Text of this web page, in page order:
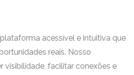
acessível e intuitiva que
reais. Nosso
visibilidade, facilitar conexões e